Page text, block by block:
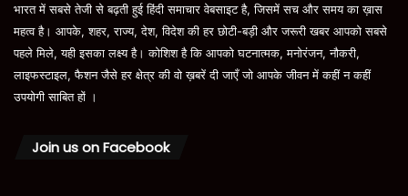
भारत में सबसे तेजी से बढ़ती हुई हिंदी समाचार वेबसाइट है, जिसमें सच और समय का ख़ास
महत्व है। आपके, शहर, राज्य, देश, विदेश की हर छोटी-बड़ी और जरूरी खबर आपको सबसे
पहले मिले, यही इसका लक्ष्य है। कोशिश है कि आपको घटनात्मक, मनोरंजन, नौकरी,
लाइफस्टाइल, फैशन जैसे हर क्षेत्र की वो ख़बरें दी जाएँ जो आपके जीवन में कहीं न कहीं
उपयोगी साबित हों ।
Join us on Facebook